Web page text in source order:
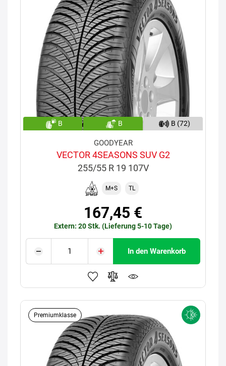
B B B (72)
GOODYEAR
VECTOR 4SEASONS SUV G2
255/55 R 19 107V
M+S TL
167,45 €
Extern: 20 Stk. (Lieferung 5-10 Tage)
In den Warenkorb
Premiumklasse